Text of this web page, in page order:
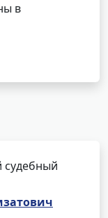
в
судебный